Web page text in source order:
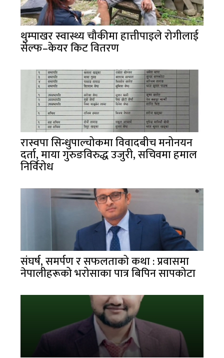
थुम्पाखर स्वास्थ्य चौकीमा हात्तीपाइले रोगीलाई
सेल्फ–केयर किट वितरण
रास्वपा सिन्धुपाल्चोकमा विवादबीच मनोनयन
दर्ता, माया गुरुङविरुद्ध उजुरी, सचिवमा हमाल
निर्विरोध
संघर्ष, समर्पण र सफलताको कथा : प्रवासमा
नेपालीहरूको भरोसाका पात्र बिपिन सापकोटा